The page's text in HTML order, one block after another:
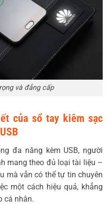
và đẳng cấp
của sổ tay kiêm sạc
đa năng kèm USB, người
mang theo đủ loại tài liệu –
mà vẫn có thể tự tin chuyên
một cách hiệu quả, khẳng
cá nhân.